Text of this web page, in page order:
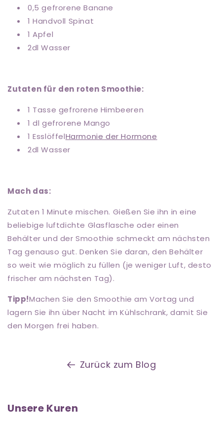
0,5 gefrorene Banane
1 Handvoll Spinat
1 Apfel
2dl Wasser
Zutaten für den roten Smoothie:
1 Tasse gefrorene Himbeeren
1 dl gefrorene Mango
1 EsslöffelHarmonie der Hormone
2dl Wasser
Mach das:
Zutaten 1 Minute mischen. Gießen Sie ihn in eine
beliebige luftdichte Glasflasche oder einen
Behälter und der Smoothie schmeckt am nächsten
Tag genauso gut. Denken Sie daran, den Behälter
so weit wie möglich zu füllen (je weniger Luft, desto
frischer am nächsten Tag).
Tipp!Machen Sie den Smoothie am Vortag und
lagern Sie ihn über Nacht im Kühlschrank, damit Sie
den Morgen frei haben.
Zurück zum Blog
Unsere Kuren